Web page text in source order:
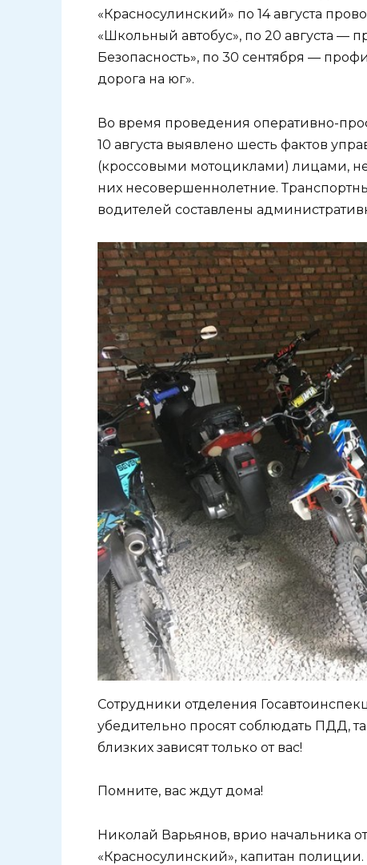
«Красносулинский» по 14 августа
«Школьный автобус», по 20 августа —
Безопасность», по 30 сентября —
дорога на юг».
Во время проведения оперативно-
10 августа выявлено шесть фактов
(кроссовыми мотоциклами) лицами,
них несовершеннолетние.
водителей составлены
Сотрудники отделения
убедительно просят соблюдать ПДД,
близких зависят только от вас!
Помните, вас ждут дома!
Николай Варьянов, врио начальника
«Красносулинский», капитан